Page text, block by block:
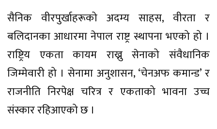
सैनिक वीरपुर्खाहरूको अदम्य साहस, वीरता र
बलिदानका आधारमा नेपाल राष्ट्र स्थापना भएको हो ।
राष्ट्रिय एकता कायम राख्नु सेनाको संवैधानिक
जिम्मेवारी हो । सेनामा अनुशासन, ‘चेनअफ कमान्ड’ र
राजनीति निरपेक्ष चरित्र र एकताको भावना उच्च
संस्कार रहिआएको छ ।